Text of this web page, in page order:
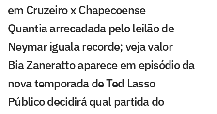
em Cruzeiro x Chapecoense
Quantia arrecadada pelo leilão de
Neymar iguala recorde; veja valor
Bia Zaneratto aparece em episódio da
nova temporada de Ted Lasso
Público decidirá qual partida do